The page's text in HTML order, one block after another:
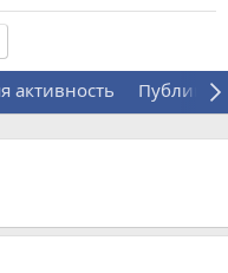
активность